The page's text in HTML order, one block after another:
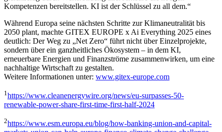
Kompetenzen bereitstellen. KI ist der Schlüssel zu all dem.“
Während Europa seine nächsten Schritte zur Klimaneutralität bis
2050 plant, machte GITEX EUROPE x Ai Everything 2025 eines
deutlich: Der Weg zu „Net Zero“ führt nicht über Einzelprojekte,
sondern über ein ganzheitliches Ökosystem – in dem KI,
erneuerbare Energien und Finanzströme zusammenwirken, um eine
nachhaltige Wirtschaft zu gestalten.
Weitere Informationen unter: www.gitex-europe.com
1 https://www.cleanenergywire.org/news/eu-surpasses-50-
renewable-power-share-first-time-first-half-2024
2https://www.esm.europa.eu/blog/how-banking-union-and-capital-